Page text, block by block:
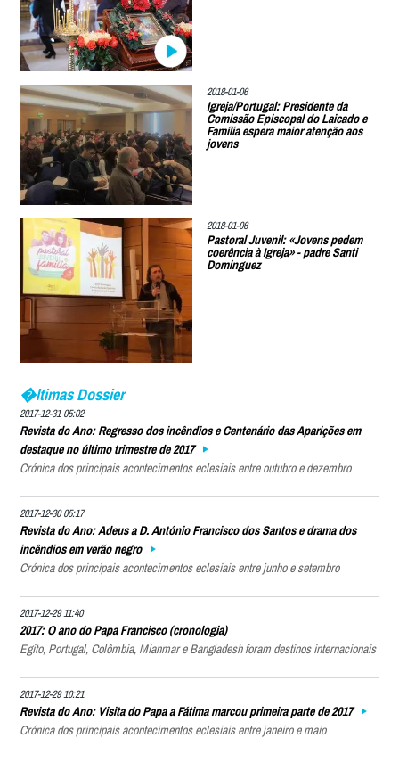
2018-01-06
Igreja/Portugal: Presidente da
Comissão Episcopal do Laicado e
Família espera maior atenção aos
jovens
2018-01-06
Pastoral Juvenil: «Jovens pedem
coerência à Igreja» - padre Santi
Dominguez
�ltimas Dossier
2017-12-31 05:02
Revista do Ano: Regresso dos incêndios e Centenário das Aparições em
destaque no último trimestre de 2017
Crónica dos principais acontecimentos eclesiais entre outubro e dezembro
2017-12-30 05:17
Revista do Ano: Adeus a D. António Francisco dos Santos e drama dos
incêndios em verão negro
Crónica dos principais acontecimentos eclesiais entre junho e setembro
2017-12-29 11:40
2017: O ano do Papa Francisco (cronologia)
Egito, Portugal, Colômbia, Mianmar e Bangladesh foram destinos internacionais
2017-12-29 10:21
Revista do Ano: Visita do Papa a Fátima marcou primeira parte de 2017
Crónica dos principais acontecimentos eclesiais entre janeiro e maio